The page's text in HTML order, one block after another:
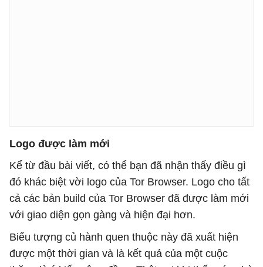
Logo được làm mới
Kể từ đầu bài viết, có thể bạn đã nhận thấy điều gì
đó khác biệt vời logo của Tor Browser. Logo cho tất
cả các bản build của Tor Browser đã được làm mới
với giao diện gọn gàng và hiện đại hơn.
Biểu tượng củ hành quen thuộc này đã xuất hiện
được một thời gian và là kết quả của một cuộc